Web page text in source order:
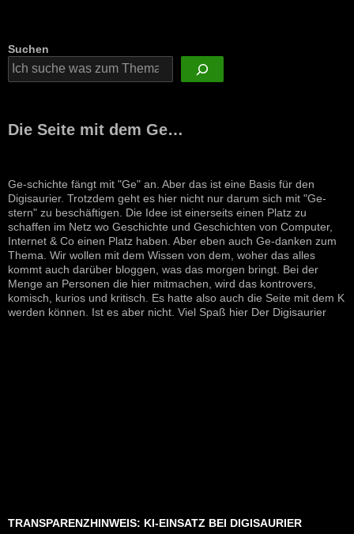
Suchen
Die Seite mit dem Ge…
Ge-schichte fängt mit "Ge" an. Aber das ist eine Basis für den
Digisaurier. Trotzdem geht es hier nicht nur darum sich mit "Ge-
stern" zu beschäftigen. Die Idee ist einerseits einen Platz zu
schaffen im Netz wo Geschichte und Geschichten von Computer,
Internet & Co einen Platz haben. Aber eben auch Ge-danken zum
Thema. Wir wollen mit dem Wissen von dem, woher das alles
kommt auch darüber bloggen, was das morgen bringt. Bei der
Menge an Personen die hier mitmachen, wird das kontrovers,
komisch, kurios und kritisch. Es hatte also auch die Seite mit dem K
werden können. Ist es aber nicht. Viel Spaß hier Der Digisaurier
TRANSPARENZHINWEIS: KI-EINSATZ BEI DIGISAURIER